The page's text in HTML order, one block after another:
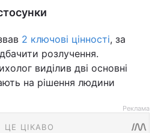
2 ключові цінності, за
розлучення.
виділив дві основні
на рішення людини
Реклама